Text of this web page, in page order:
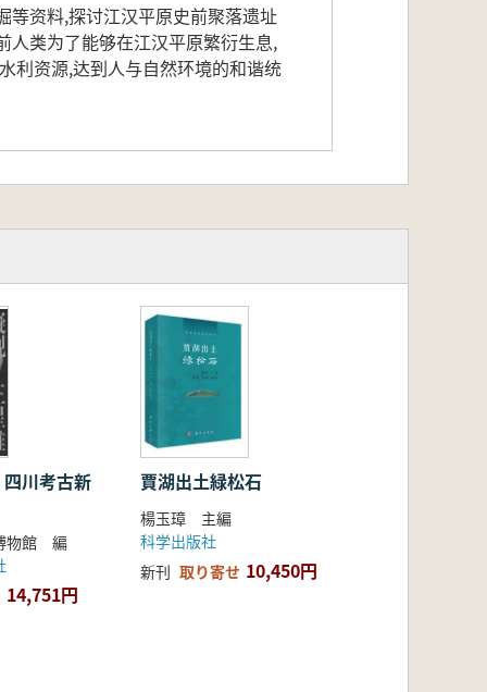
等资料,探讨江汉平原史前聚落遗址
人类为了能够在江汉平原繁衍生息,
利资源,达到人与自然环境的和谐统
川考古新
物館 編
14,751円
賈湖出土緑松石
楊玉璋 主編
科学出版社
新刊 取り寄せ 10,450円